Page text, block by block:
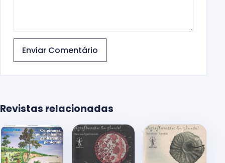
Enviar Comentário
Revistas relacionadas